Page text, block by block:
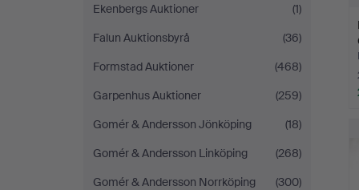
Ekenbergs Auktioner
(1)
Falun Auktionsbyrå
(36)
Formstad Auktioner
(468)
Garpenhus Auktioner
(259)
Gomér & Andersson Jönköping
(18)
Gomér & Andersson Linköping
(268)
Gomér & Andersson Norrköping
(300)